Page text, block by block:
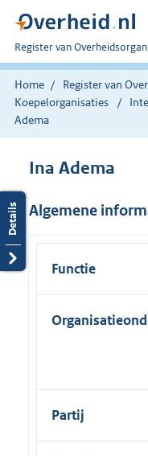
U
bent
nu
hier:
Register van
Home
Register van
Koepelorganisaties
Adema
Ina Adema
Algemene
Functie
Partij